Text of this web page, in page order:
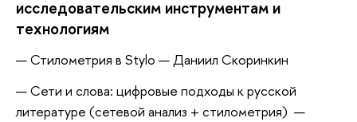
исследовательским инструментам и
технологиям
Стилометрия в Stylo — Даниил Скоринкин
Сети и слова: цифровые подходы к русской
литературе (сетевой анализ + стилометрия) —